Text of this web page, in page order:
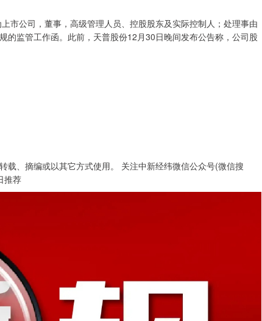
市公司，董事，高级管理人员、控股股东及实际控制人；处理事由
的监管工作函。此前，天普股份12月30日晚间发布公告称，公司股
载、摘编或以其它方式使用。 关注中新经纬微信公众号(微信搜
推荐